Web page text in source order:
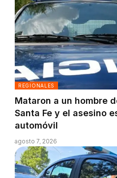
REGIONALES
Mataron a un hombre
Santa Fe y el asesino
automóvil
agosto 7, 2026